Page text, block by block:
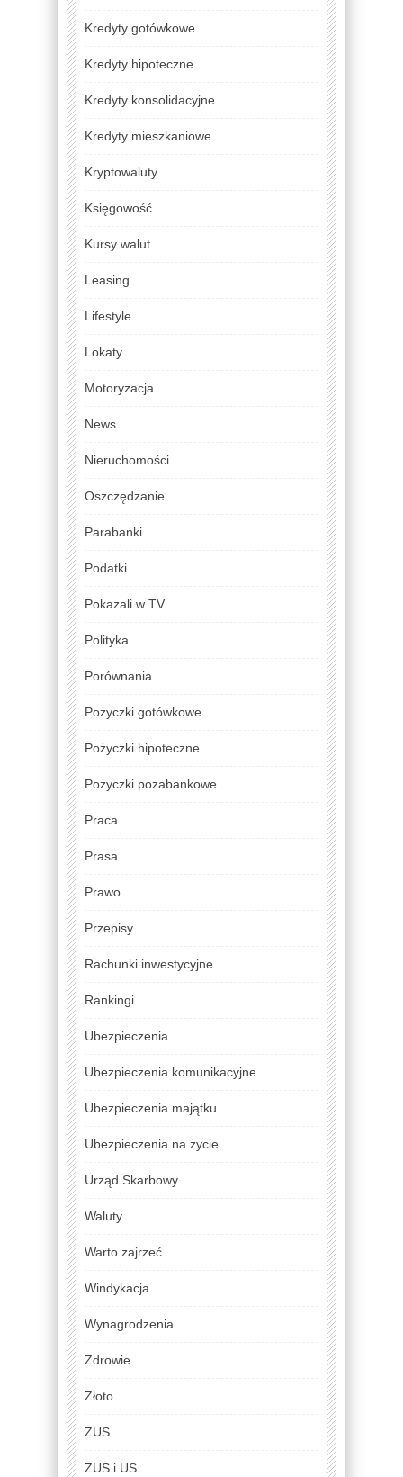
Kredyty gotówkowe
Kredyty hipoteczne
Kredyty konsolidacyjne
Kredyty mieszkaniowe
Kryptowaluty
Księgowość
Kursy walut
Leasing
Lifestyle
Lokaty
Motoryzacja
News
Nieruchomości
Oszczędzanie
Parabanki
Podatki
Pokazali w TV
Polityka
Porównania
Pożyczki gotówkowe
Pożyczki hipoteczne
Pożyczki pozabankowe
Praca
Prasa
Prawo
Przepisy
Rachunki inwestycyjne
Rankingi
Ubezpieczenia
Ubezpieczenia komunikacyjne
Ubezpieczenia majątku
Ubezpieczenia na życie
Urząd Skarbowy
Waluty
Warto zajrzeć
Windykacja
Wynagrodzenia
Zdrowie
Złoto
ZUS
ZUS i US